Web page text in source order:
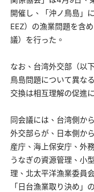
開催し、「沖ノ鳥島」
EEZ）の漁業問題を含
議）を行った。
なお、台湾外交部（以
鳥島問題について異な
交換は相互理解の促進
同会議には、台湾側か
外交部らが、日本側か
産庁、海上保安庁、外
うなぎの資源管理、小
理、北太平洋漁業委員
「日台漁業取り決め」